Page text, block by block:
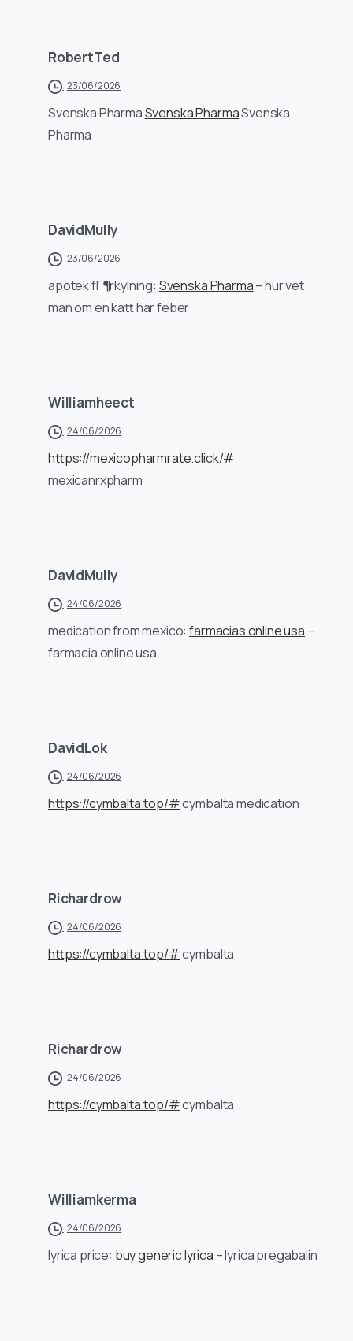
RobertTed
23/06/2026
Svenska PharmaSvenska PharmaSvenska
Pharma
DavidMully
23/06/2026
apotek fГ¶rkylning: Svenska Pharma– hur vet
man om en katt har feber
Williamheect
24/06/2026
https://mexicopharmrate.click/#
mexicanrxpharm
DavidMully
24/06/2026
medication from mexico:farmacias online usa –
farmacia online usa
DavidLok
24/06/2026
https://cymbalta.top/#cymbalta medication
Richardrow
24/06/2026
https://cymbalta.top/#cymbalta
Richardrow
24/06/2026
https://cymbalta.top/#cymbalta
Williamkerma
24/06/2026
lyrica price: buy generic lyrica – lyrica pregabalin